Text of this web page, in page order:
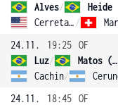
Alves/
Heide
Cerretani /
24.11.
19:25 OF
Luz/
Matos (1)
Cachin/
24.11.
18:45 OF